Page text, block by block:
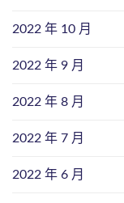
2022 年 10 月
2022 年 9 月
2022 年 8 月
2022 年 7 月
2022 年 6 月